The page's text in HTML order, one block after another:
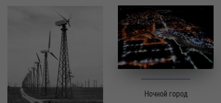
Ночной город